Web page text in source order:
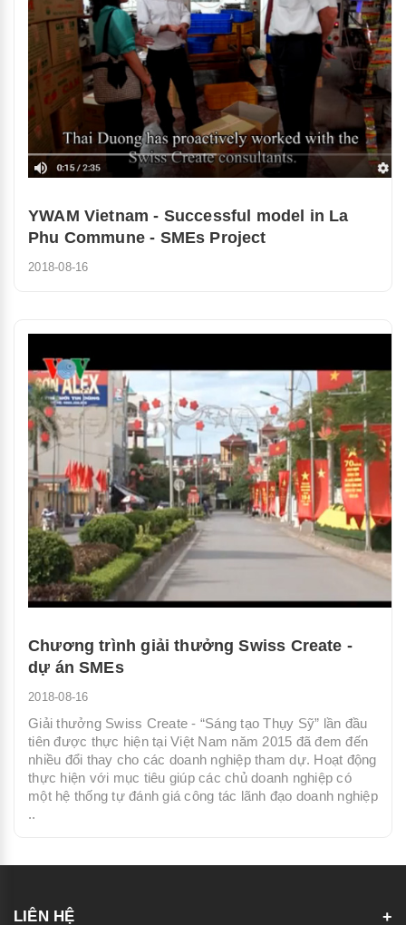
YWAM Vietnam - Successful model in La
Phu Commune - SMEs Project
2018-08-16
Chương trình giải thưởng Swiss Create -
dự án SMEs
2018-08-16
Giải thưởng Swiss Create - “Sáng tạo Thụy Sỹ” lần đầu
tiên được thực hiện tại Việt Nam năm 2015 đã đem đến
nhiều đổi thay cho các doanh nghiệp tham dự. Hoạt động
thực hiện với mục tiêu giúp các chủ doanh nghiệp có
một hệ thống tự đánh giá công tác lãnh đạo doanh nghiệp
..
LIÊN HỆ